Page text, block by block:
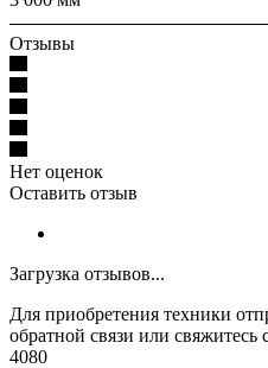
Отзывы
Нет оценок
Оставить отзыв
Загрузка отзывов...
Для приобретения техники
обратной связи или свяжитесь
4080